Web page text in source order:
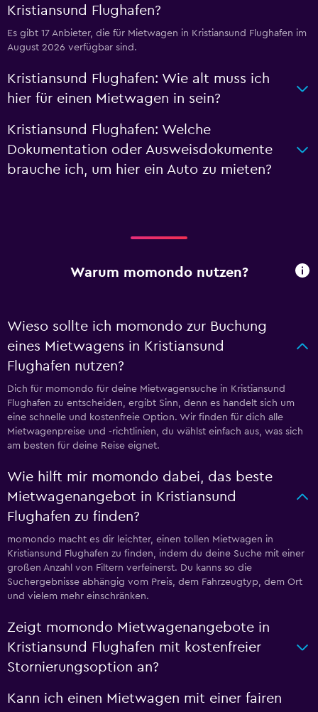
Kristiansund Flughafen?
Es gibt 17 Anbieter, die für Mietwagen in Kristiansund Flughafen im
August 2026 verfügbar sind.
Kristiansund Flughafen: Wie alt muss ich
hier für einen Mietwagen in sein?
Kristiansund Flughafen: Welche
Dokumentation oder Ausweisdokumente
brauche ich, um hier ein Auto zu mieten?
Warum momondo nutzen?
Wieso sollte ich momondo zur Buchung
eines Mietwagens in Kristiansund
Flughafen nutzen?
Dich für momondo für deine Mietwagensuche in Kristiansund
Flughafen zu entscheiden, ergibt Sinn, denn es handelt sich um
eine schnelle und kostenfreie Option. Wir finden für dich alle
Mietwagenpreise und -richtlinien, du wählst einfach aus, was sich
am besten für deine Reise eignet.
Wie hilft mir momondo dabei, das beste
Mietwagenangebot in Kristiansund
Flughafen zu finden?
momondo macht es dir leichter, einen tollen Mietwagen in
Kristiansund Flughafen zu finden, indem du deine Suche mit einer
großen Anzahl von Filtern verfeinerst. Du kanns so die
Suchergebnisse abhängig vom Preis, dem Fahrzeugtyp, dem Ort
und vielem mehr einschränken.
Zeigt momondo Mietwagenangebote in
Kristiansund Flughafen mit kostenfreier
Stornierungsoption an?
Kann ich einen Mietwagen mit einer fairen